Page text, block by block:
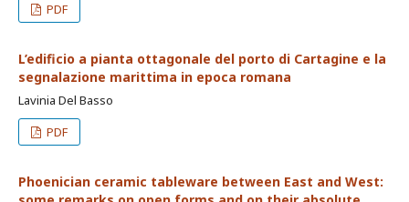
PDF
L’edificio a pianta ottagonale del porto di Cartagine e la
segnalazione marittima in epoca romana
Lavinia Del Basso
PDF
Phoenician ceramic tableware between East and West: